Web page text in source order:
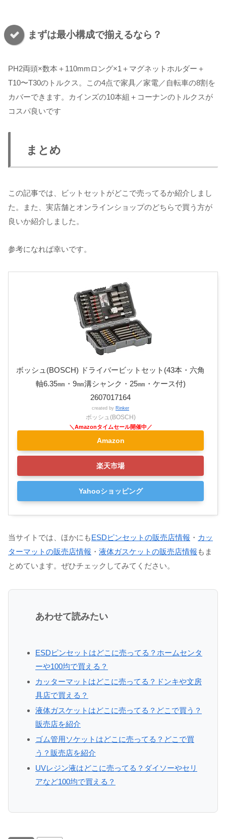
まずは最小構成で揃えるなら？
PH2両頭×数本＋110mmロング×1＋マグネットホルダー＋
T10〜T30のトルクス。この4点で家具／家電／自転車の8割を
カバーできます。カインズの10本組＋コーナンのトルクスが
コスパ良いです
まとめ
この記事では、ビットセットがどこで売ってるか紹介しまし
た。また、実店舗とオンラインショップのどちらで買う方が
良いか紹介しました。
参考になれば幸いです。
ボッシュ(BOSCH) ドライバービットセット(43本・六角
軸6.35㎜・9㎜溝シャンク・25㎜・ケース付)
2607017164
created by Rinker
ボッシュ(BOSCH)
Amazon
楽天市場
Yahooショッピング
当サイトでは、ほかにもESDピンセットの販売店情報 ・ カッ
ターマットの販売店情報 ・ 液体ガスケットの販売店情報 もま
とめています。ぜひチェックしてみてください。
あわせて読みたい
ESDピンセットはどこに売ってる？ホームセンタ
ーや100均で買える？
カッターマットはどこに売ってる？ドンキや文房
具店で買える？
液体ガスケットはどこに売ってる？どこで買う？
販売店を紹介
ゴム管用ソケットはどこに売ってる？どこで買
う？販売店を紹介
UVレジン液はどこに売ってる？ダイソーやセリ
アなど100均で買える？